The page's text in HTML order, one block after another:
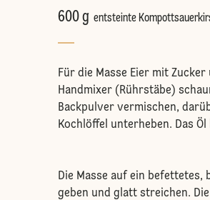
600 g entsteinte
Für die Masse Eier mit
Handmixer (Rührstäbe)
Backpulver vermischen,
Kochlöffel unterheben. Das
Die Masse auf ein befettetes,
geben und glatt streichen.